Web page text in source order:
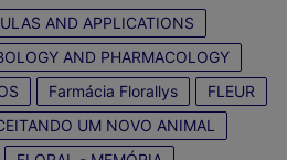
AND APPLICATIONS
AND PHARMACOLOGY
Farmácia Florallys
FLEUR
UM NOVO ANIMAL